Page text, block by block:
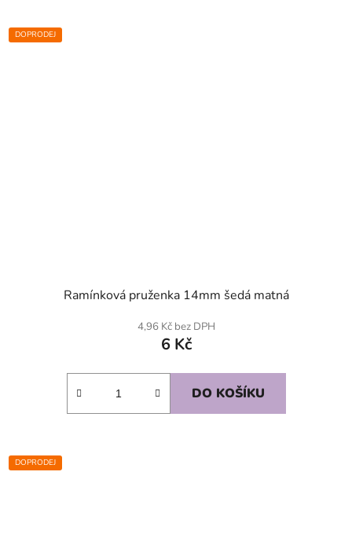
DOPRODEJ
Ramínková pruženka 14mm šedá matná
4,96 Kč bez DPH
6 Kč
DO KOŠÍKU
DOPRODEJ